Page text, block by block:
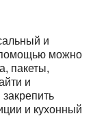
и
можно
пакеты,
и
и кухонный